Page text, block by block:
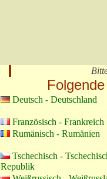
Deutsch - Deutschland
Französisch - Frankreich
Rumänisch - Rumänien
Tschechisch -
Republik